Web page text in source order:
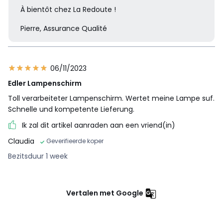
À bientôt chez La Redoute !
Pierre, Assurance Qualité
06/11/2023
Edler Lampenschirm
Toll verarbeiteter Lampenschirm. Wertet meine Lampe suf.
Schnelle und kompetente Lieferung.
Ik zal dit artikel aanraden aan een vriend(in)
Claudia
Geverifieerde koper
Bezitsduur 1 week
Vertalen met Google